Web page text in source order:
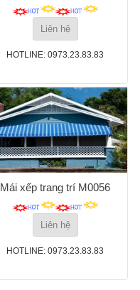
Liên hệ
HOTLINE: 0973.23.83.83
Mái xếp trang trí M0056
Liên hệ
HOTLINE: 0973.23.83.83